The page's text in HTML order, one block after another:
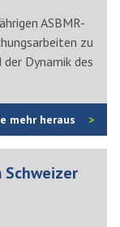
ASBMR-
zu
Dynamik des
mehr heraus